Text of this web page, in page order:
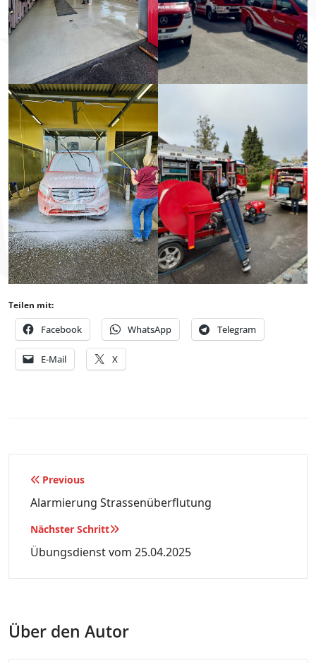
Teilen mit:
Facebook WhatsApp Telegram
E-Mail X
Beitragsnavigation
Previous
Alarmierung Strassenüberflutung
Nächster Schritt
Übungsdienst vom 25.04.2025
Über den Autor